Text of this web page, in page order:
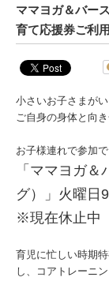
ママヨガ＆バー
育て応援券ご利
小さいお子さまが
ご自身の身体と向
お子様連れで参加
「ママヨガ
グ）」火曜日
※現在休止中
育児に忙しい時期
し、コアトレーニ